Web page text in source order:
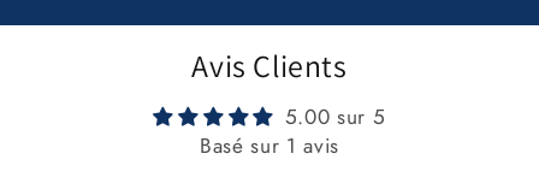
Avis Clients
5.00 sur 5
Basé sur 1 avis